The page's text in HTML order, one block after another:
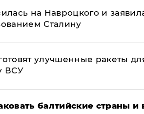
на Навроцкого и
Сталину
улучшенные ракеты
ВСУ
балтийские страны и